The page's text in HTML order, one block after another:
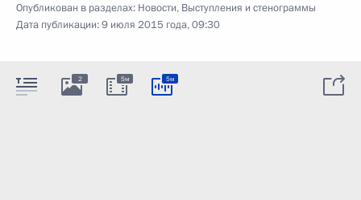
Опубликован в разделах: Новости, Выступления и стенограммы
Дата публикации:9 июля 2015 года, 09:30
2 5м 5м